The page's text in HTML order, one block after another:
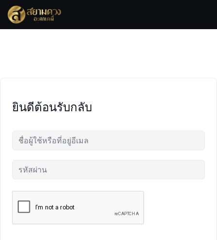
Skip
content
ยินดีต้อนรับกลับ